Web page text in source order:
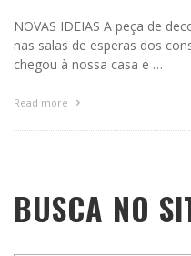
NOVAS IDEIAS A peça de
nas salas de esperas dos
chegou à nossa casa e …
Read more
BUSCA NO